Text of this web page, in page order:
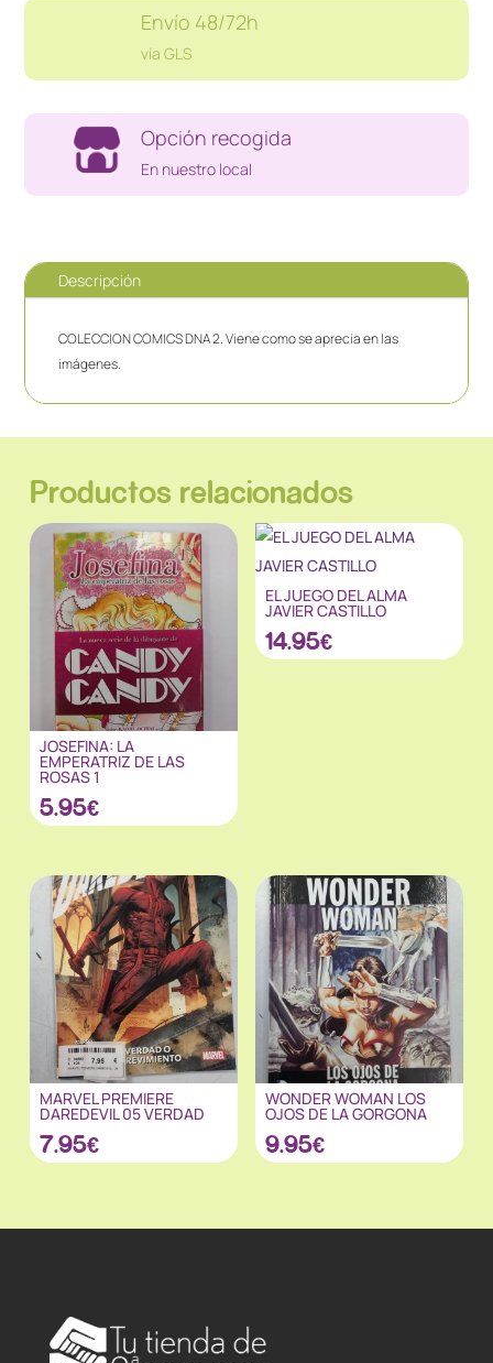
Envío 48/72h
vía GLS
Opción recogida
En nuestro local
Descripción
COLECCION COMICS DNA 2. Viene como se aprecia en las
imágenes.
Productos relacionados
JOSEFINA: LA
EMPERATRIZ DE LAS
ROSAS 1
5.95€
EL JUEGO DEL ALMA
JAVIER CASTILLO
14.95€
MARVEL PREMIERE
DAREDEVIL 05 VERDAD
7.95€
WONDER WOMAN LOS
OJOS DE LA GORGONA
9.95€